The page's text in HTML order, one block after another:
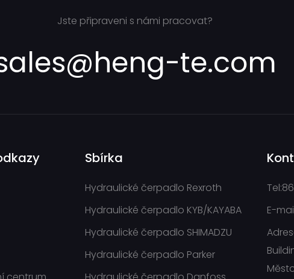
Jste připraveni s námi pracovat?
te.com
Sbírka
Hydraulické čerpadlo Rexroth
Hydraulické čerpadlo KYB/KAYABA
Hydraulické čerpadlo SHIMADZU
Hydraulické čerpadlo Parker
E-